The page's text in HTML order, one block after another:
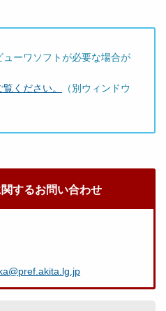
ーワソフトが必要な場合が
ください。
（別ウィンドウ
するお問い合わせ